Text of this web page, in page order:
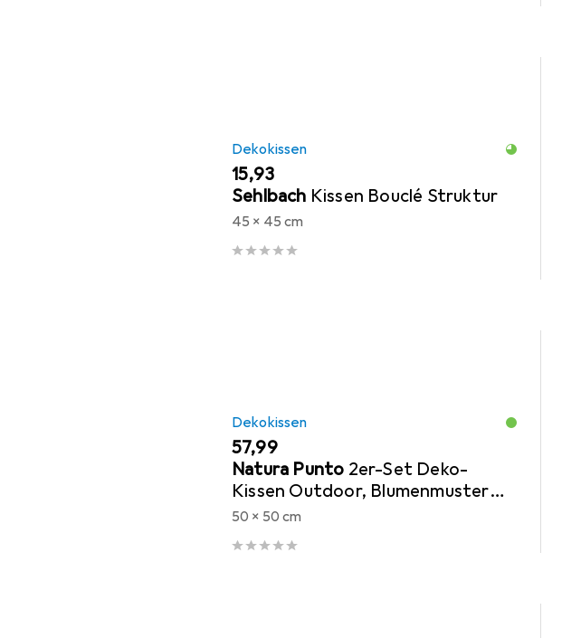
Dekokissen
EUR
15,93
Sehlbach Kissen Bouclé Struktur
45 x 45 cm
Dekokissen
EUR
57,99
Natura Punto 2er-Set Deko-
Kissen Outdoor, Blumenmuster
grün, 50 x 50 x 10 cm
50 x 50 cm